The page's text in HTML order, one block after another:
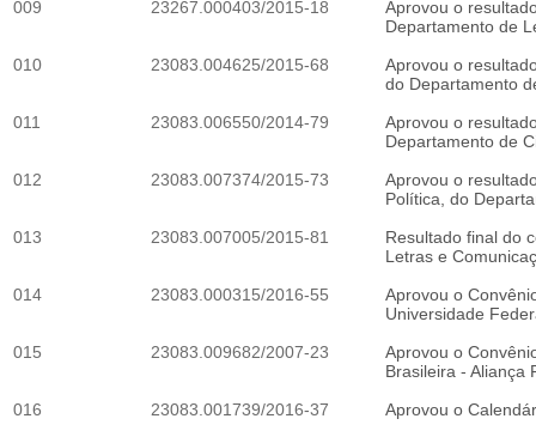
009
23267.000403/2015-18
Aprovou o
Departamento de
010
23083.004625/2015-68
Aprovou o
do Departamento
011
23083.006550/2014-79
Aprovou o
Departamento de
012
23083.007374/2015-73
Aprovou o
Política, do
013
23083.007005/2015-81
Resultado final do
Letras e
014
23083.000315/2016-55
Aprovou o
Universidade
015
23083.009682/2007-23
Aprovou o
Brasileira - Aliança
016
23083.001739/2016-37
Aprovou o